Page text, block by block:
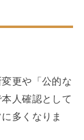
更や「公的な
人確認として
多くなりま